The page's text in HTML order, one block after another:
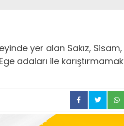
yer alan Sakız, Sisam,
adaları ile karıştırmamak